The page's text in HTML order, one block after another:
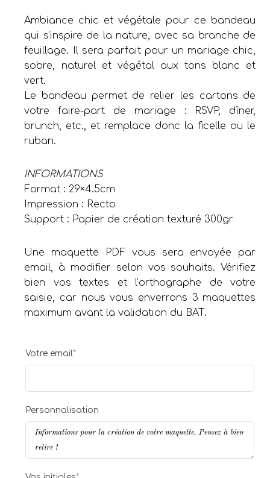
Ambiance chic et végétale pour ce bandeau
qui s’inspire de la nature, avec sa branche de
feuillage. Il sera parfait pour un mariage chic,
sobre, naturel et végétal aux tons blanc et
vert.
Le bandeau permet de relier les cartons de
votre faire-part de mariage : RSVP, dîner,
brunch, etc., et remplace donc la ficelle ou le
ruban.
INFORMATIONS
Format : 29×4.5cm
Impression : Recto
Support : Papier de création texturé 300gr
Une maquette PDF vous sera envoyée par
email, à modifier selon vos souhaits. Vérifiez
bien vos textes et l’orthographe de votre
saisie, car nous vous enverrons 3 maquettes
maximum avant la validation du BAT.
Votre email*
Personnalisation